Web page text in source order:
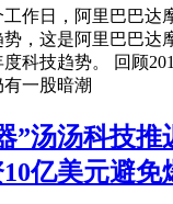
工作日，阿里巴巴达
，这是阿里巴巴达
度科技趋势。 回顾
一股暗潮
”汤汤科技推
亿美元避免